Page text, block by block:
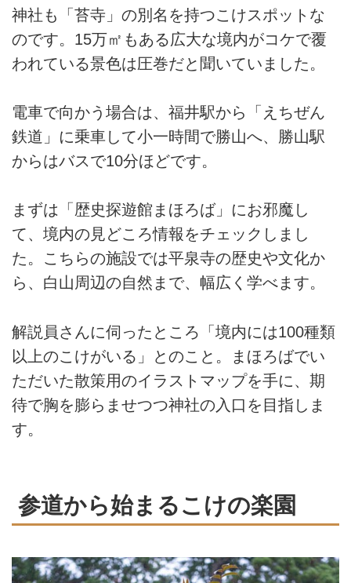
神社も「苔寺」の別名を持つこけスポットな
のです。15万㎡もある広大な境内がコケで覆
われている景色は圧巻だと聞いていました。
電車で向かう場合は、福井駅から「えちぜん
鉄道」に乗車して小一時間で勝山へ、勝山駅
からはバスで10分ほどです。
まずは「歴史探遊館まほろば」にお邪魔し
て、境内の見どころ情報をチェックしまし
た。こちらの施設では平泉寺の歴史や文化か
ら、白山周辺の自然まで、幅広く学べます。
解説員さんに伺ったところ「境内には100種類
以上のこけがいる」とのこと。まほろばでい
ただいた散策用のイラストマップを手に、期
待で胸を膨らませつつ神社の入口を目指しま
す。
参道から始まるこけの楽園